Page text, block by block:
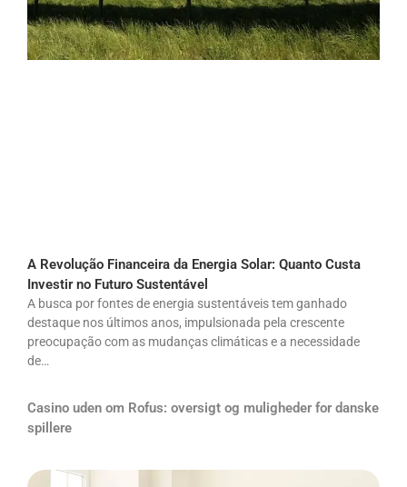
A Revolução Financeira da Energia Solar: Quanto Custa
Investir no Futuro Sustentável
A busca por fontes de energia sustentáveis tem ganhado
destaque nos últimos anos, impulsionada pela crescente
preocupação com as mudanças climáticas e a necessidade
de…
Casino uden om Rofus: oversigt og muligheder for danske
spillere